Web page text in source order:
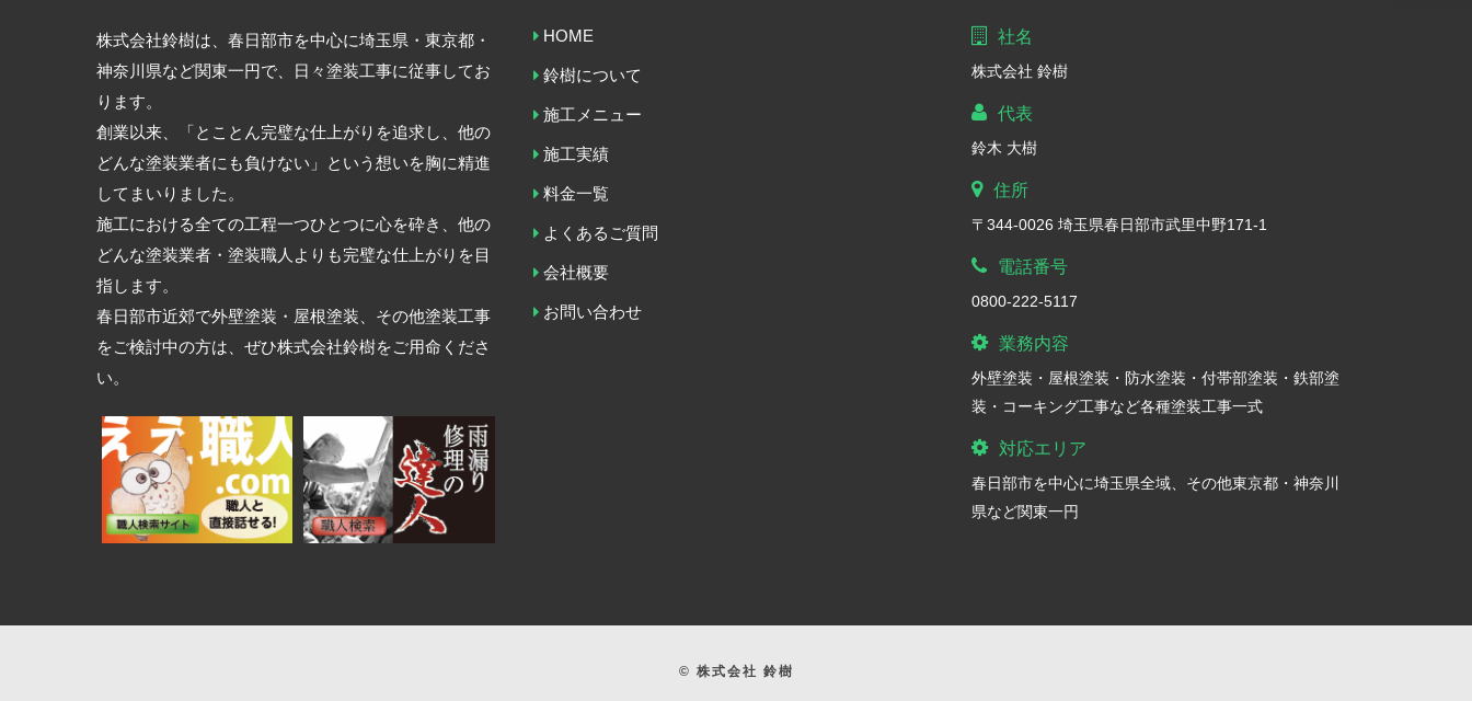
株式会社鈴樹は、春日部市を中心に埼玉県・東京都・
神奈川県など関東一円で、日々塗装工事に従事してお
ります。
創業以来、「とことん完璧な仕上がりを追求し、他の
どんな塗装業者にも負けない」という想いを胸に精進
してまいりました。
施工における全ての工程一つひとつに心を砕き、他の
どんな塗装業者・塗装職人よりも完璧な仕上がりを目
指します。
春日部市近郊で外壁塗装・屋根塗装、その他塗装工事
をご検討中の方は、ぜひ株式会社鈴樹をご用命くださ
い。
HOME
鈴樹について
施工メニュー
施工実績
料金一覧
よくあるご質問
会社概要
お問い合わせ
社名
株式会社 鈴樹
代表
鈴木 大樹
住所
〒344-0026 埼玉県春日部市武里中野171-1
電話番号
0800-222-5117
業務内容
外壁塗装・屋根塗装・防水塗装・付帯部塗装・鉄部塗
装・コーキング工事など各種塗装工事一式
対応エリア
春日部市を中心に埼玉県全域、その他東京都・神奈川
県など関東一円
© 株式会社 鈴樹